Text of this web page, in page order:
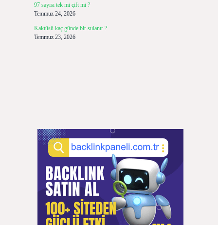
97 sayısı tek mi çift mi ?
Temmuz 24, 2026
Kaktüsü kaç günde bir sulanır ?
Temmuz 23, 2026